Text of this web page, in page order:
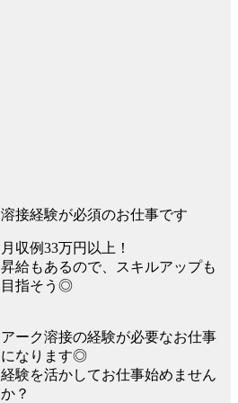
溶接経験が必須のお仕事です
月収例33万円以上！
昇給もあるので、スキルアップも
目指そう◎
アーク溶接の経験が必要なお仕事
になります◎
経験を活かしてお仕事始めません
か？